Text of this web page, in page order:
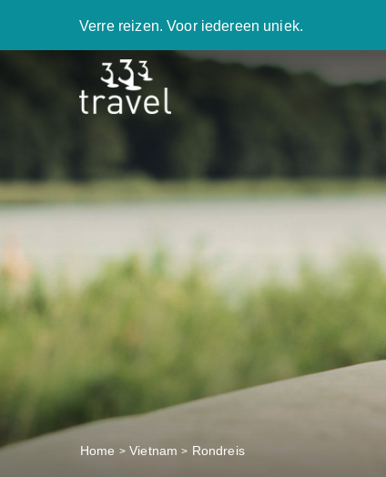
Verre reizen. Voor iedereen uniek.
Home Vietnam Rondreis